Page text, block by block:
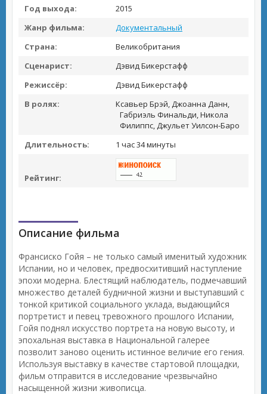
Год выхода:
2015
Жанр фильма:
Документальный
Страна:
Великобритания
Сценарист:
Дэвид Бикерстафф
Режиссёр:
Дэвид Бикерстафф
В ролях:
Ксавьер Брэй, Джоанна Данн,
Габриэль Финальди, Никола
Филиппс, Джульет Уилсон-Баро
Длительность:
1 час 34 минуты
Рейтинг:
Описание фильма
Франсиско Гойя – не только самый именитый художник
Испании, но и человек, предвосхитивший наступление
эпохи модерна. Блестящий наблюдатель, подмечавший
множество деталей будничной жизни и выступавший с
тонкой критикой социального уклада, выдающийся
портретист и певец тревожного прошлого Испании,
Гойя поднял искусство портрета на новую высоту, и
эпохальная выставка в Национальной галерее
позволит заново оценить истинное величие его гения.
Используя выставку в качестве стартовой площадки,
фильм отправится в исследование чрезвычайно
насыщенной жизни живописца.